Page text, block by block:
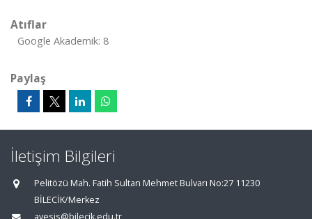
Atıflar
Google Akademik: 8
Paylaş
İletişim Bilgileri
Pelitözü Mah. Fatih Sultan Mehmet Bulvarı No:27 11230
BİLECİK/Merkez
avesis@bilecik.edu.tr